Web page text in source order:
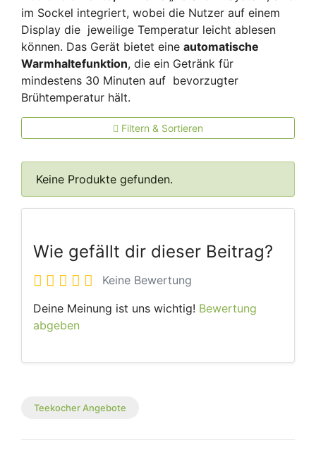
im Sockel integriert, wobei die Nutzer auf einem
Display die jeweilige Temperatur leicht ablesen
können. Das Gerät bietet eine automatische
Warmhaltefunktion, die ein Getränk für
mindestens 30 Minuten auf bevorzugter
Brühtemperatur hält.
Filtern & Sortieren
Keine Produkte gefunden.
Wie gefällt dir dieser Beitrag?
Keine Bewertung
Deine Meinung ist uns wichtig! Bewertung
abgeben
Teekocher Angebote